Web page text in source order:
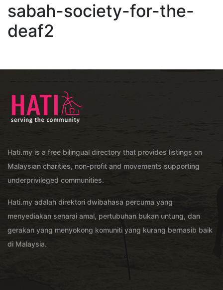
sabah-society-for-the-
deaf2
Hati.my is a free bilingual directory that provides listings on
Malaysian charities, non-profit and movements supporting
underprivileged communities.
Hati.my adalah direktori dwibahasa percuma yang
menyediakan senarai amal, pertubuhan bukan untung, dan
gerakan yang menyokong komuniti yang kurang bernasib baik
di Malaysia.